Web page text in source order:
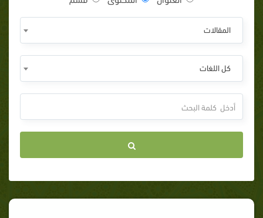
المقالات
كل اللغات